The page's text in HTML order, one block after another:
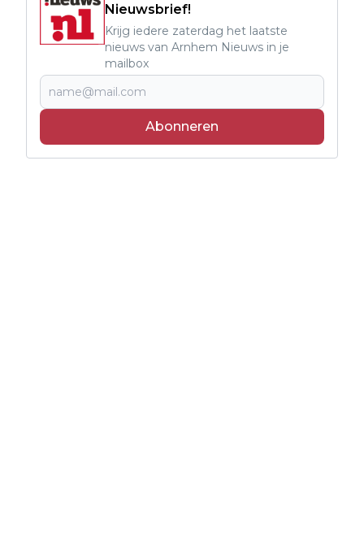
Nieuwsbrief!
Krijg iedere zaterdag het laatste
nieuws van Arnhem Nieuws in je
mailbox
Abonneren